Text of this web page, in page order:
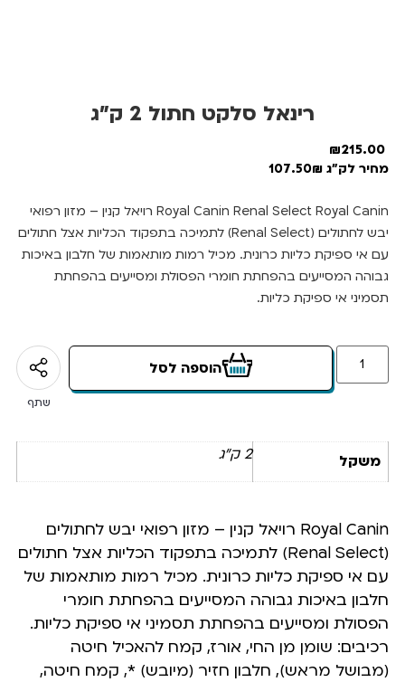
רינאל סלקט חתול 2 ק”ג
215.00
₪
מחיר לק"ג 107.50₪
Royal Canin Renal Select Royal Canin רויאל קנין – מזון רפואי
יבש לחתולים (Renal Select) לתמיכה בתפקוד הכליות אצל חתולים
עם אי ספיקת כליות כרונית. מכיל רמות מותאמות של חלבון באיכות
גבוהה המסייעים בהפחתת חומרי הפסולת ומסייעים בהפחתת
תסמיני אי ספיקת כליות.
הוספה לסל
שתף
משקל 2 ק"ג
Royal Canin רויאל קנין – מזון רפואי יבש לחתולים
(Renal Select) לתמיכה בתפקוד הכליות אצל חתולים
עם אי ספיקת כליות כרונית. מכיל רמות מותאמות של
חלבון באיכות גבוהה המסייעים בהפחתת חומרי
הפסולת ומסייעים בהפחתת תסמיני אי ספיקת כליות.
רכיבים: שומן מן החי, אורז, קמח להאכיל חיטה
(מבושל מראש), חלבון חזיר (מיובש) *, קמח חיטה,